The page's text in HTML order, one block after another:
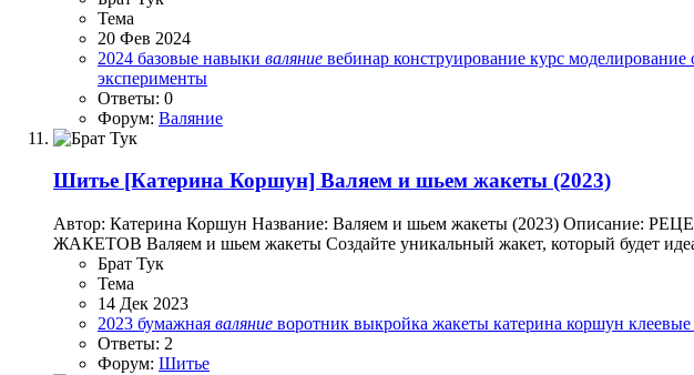
Тема
20 Фев 2024
2024 базовые навыки валяние вебинар конструирование курс моделирование
эксперименты
Ответы: 0
Форум: Валяние
Шитье [Катерина Коршун] Валяем и шьем жакеты (2023)
Автор: Катерина Коршун Название: Валяем и шьем жакеты (2023)
ЖАКЕТОВ Валяем и шьем жакеты Создайте уникальный жакет, который будет
Брат Тук
Тема
14 Дек 2023
2023 бумажная валяние воротник выкройка жакеты катерина коршун
Ответы: 2
Форум: Шитье